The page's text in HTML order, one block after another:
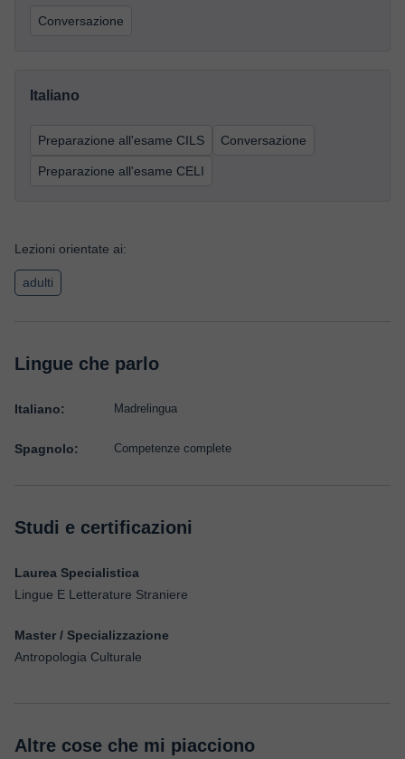
Conversazione
Italiano
Preparazione all'esame CILS Conversazione
Preparazione all'esame CELI
Lezioni orientate ai:
adulti
Lingue che parlo
Italiano: Madrelingua
Spagnolo: Competenze complete
Studi e certificazioni
Laurea Specialistica
Lingue E Letterature Straniere
Master / Specializzazione
Antropologia Culturale
Altre cose che mi piacciono